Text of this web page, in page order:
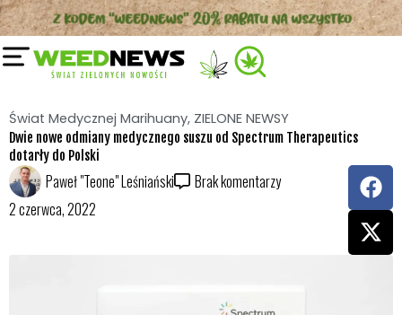
Przejdź
do
treści
Świat Medycznej Marihuany, ZIELONE NEWSY
Dwie nowe odmiany medycznego suszu od Spectrum Therapeutics
dotarły do Polski
Paweł "Teone" Leśniański
Brak komentarzy
2 czerwca, 2022
F
a
c
e
b
X
-
t
w
i